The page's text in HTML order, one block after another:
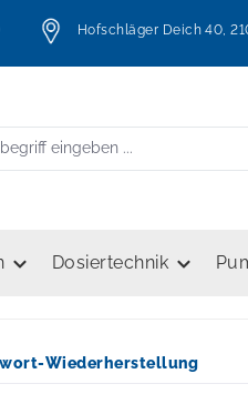
Hofschläger Deich 40,
Dosiertechnik
Wiederherstellung